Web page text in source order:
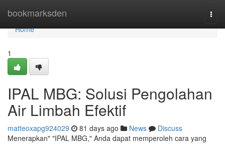
bookmarksden
Home
Home
1
IPAL MBG: Solusi Pengolahan
Air Limbah Efektif
matteoxapg924029 81 days ago News
Discuss
Menerapkan" "IPAL MBG," Anda dapat memperoleh cara yang